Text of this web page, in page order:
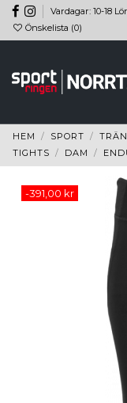
Vardagar: 10-18
Önskelista (0)
HEM SPORT
TIGHTS
DAM
-391,00 kr